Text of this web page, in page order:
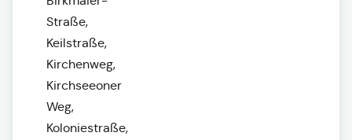
Straße,
Keilstraße,
Kirchenweg,
Kirchseeoner
Weg,
Koloniestraße,